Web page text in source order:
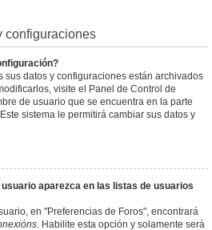
configuraciones
sus datos y configuraciones están archivados
visite el Panel de Control de
de usuario que se encuentra en la parte
sistema le permitirá cambiar sus datos y
aparezca en las listas de usuarios
en "Preferencias de Foros", encontrará
. Habilite esta opción y solamente será